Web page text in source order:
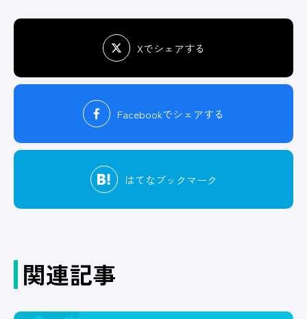
Xでシェアする
Facebookでシェアする
はてなブックマーク
関連記事